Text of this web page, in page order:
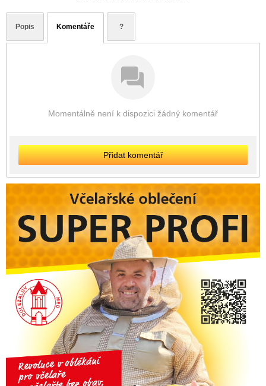
Popis Komentáře ?
Momentálně není k dispozici žádný komentář
Přidat komentář